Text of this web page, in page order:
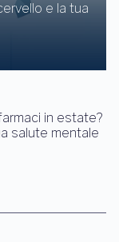
e la tua
in estate?
salute mentale